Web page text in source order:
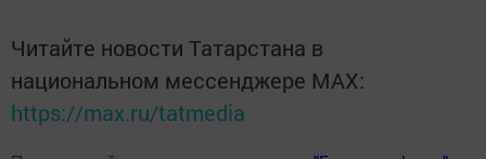
Читайте новости Татарстана в
национальном мессенджере MАХ:
https://max.ru/tatmedia